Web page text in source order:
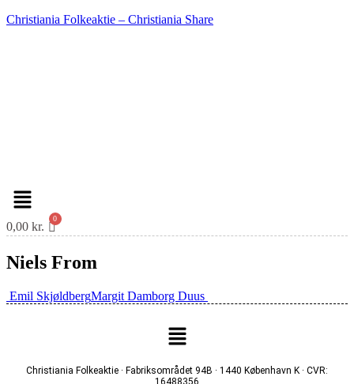
Christiania Folkeaktie – Christiania Share
Menu
0,00 kr.
Niels From
Indlæg
Emil SkjøldbergMargit Damborg Duus
Menu
Christiania Folkeaktie · Fabriksområdet 94B · 1440 København K · CVR:
16488356